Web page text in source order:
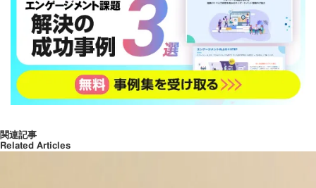
関連記事
Related Articles